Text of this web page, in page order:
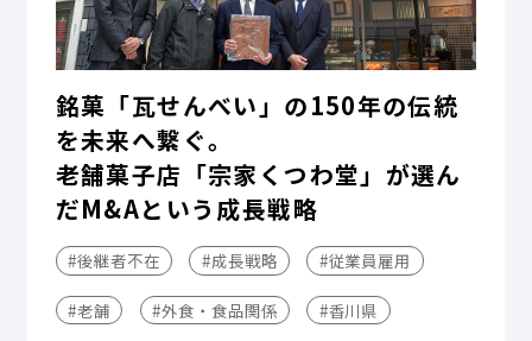
銘菓「瓦せんべい」の150年の伝統
を未来へ繋ぐ。
老舗菓子店「宗家くつわ堂」が選ん
だM&Aという成長戦略
#後継者不在 #成長戦略 #従業員雇用
#老舗 #外食・食品関係 #香川県